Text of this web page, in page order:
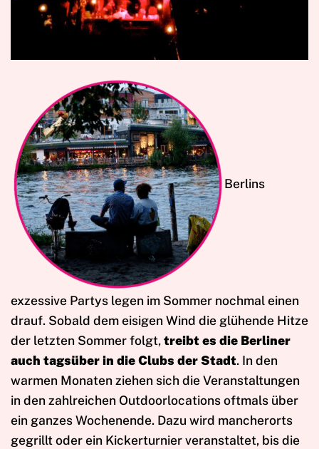
Berlins
exzessive Partys legen im Sommer nochmal einen
drauf. Sobald dem eisigen Wind die glühende Hitze
der letzten Sommer folgt,treibt es die Berliner
auch tagsüber in die Clubs der Stadt. In den
warmen Monaten ziehen sich die Veranstaltungen
in den zahlreichen Outdoorlocations oftmals über
ein ganzes Wochenende. Dazu wird mancherorts
gegrillt oder ein Kickerturnier veranstaltet, bis die